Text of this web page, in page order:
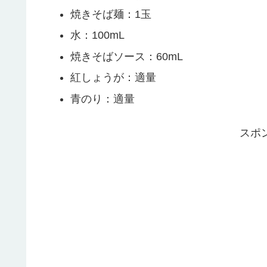
焼きそば麺：1玉
水：100mL
焼きそばソース：60mL
紅しょうが：適量
青のり：適量
スポ